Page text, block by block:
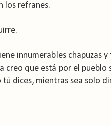
los refranes.
innumerables chapuzas y
creo que está por el pueblo
dices, mientras sea solo